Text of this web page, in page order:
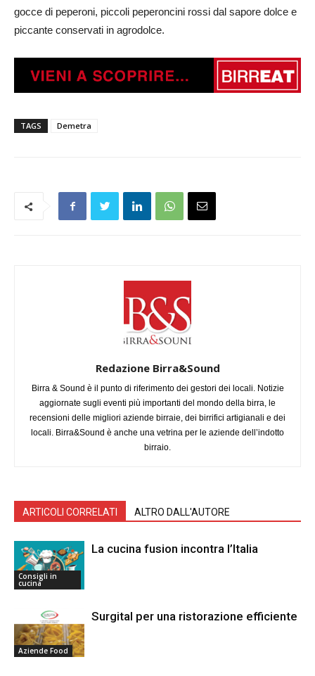
gocce di peperoni, piccoli peperoncini rossi dal sapore dolce e
piccante conservati in agrodolce.
TAGS Demetra
Redazione Birra&Sound
Birra & Sound è il punto di riferimento dei gestori dei locali. Notizie
aggiornate sugli eventi più importanti del mondo della birra, le
recensioni delle migliori aziende birraie, dei birrifici artigianali e dei
locali. Birra&Sound è anche una vetrina per le aziende dell’indotto
birraio.
ARTICOLI CORRELATI ALTRO DALL'AUTORE
Consigli in
cucina
La cucina fusion incontra l’Italia
Aziende Food
Surgital per una ristorazione efficiente